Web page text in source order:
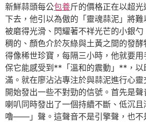
新鮮蒜頭每公包養斤的價格正在以超
下去，他引以為傲的「靈魂蒜泥」將
被磨得光滑、閃耀著不祥光芒的小銀
稠的、顏色介於灰綠與土黃之間的發
得像稀世珍寶，每隔三小時，他就要
保它能感受到**「溫和的震動」**，以
滿。就在廖沾沾專注於與蒜泥進行心
開始發出一些不對勁的信號。首先是
喇叭同時發出了一個持續不斷、低沉
嚕——」聲。這聲音不是引擎聲，也不